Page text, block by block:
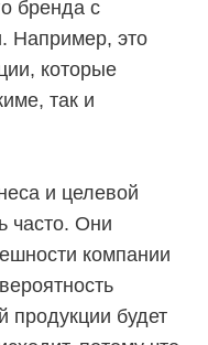
бренда с
Например, это
которые
так и
и целевой
часто. Они
компании
продукции будет